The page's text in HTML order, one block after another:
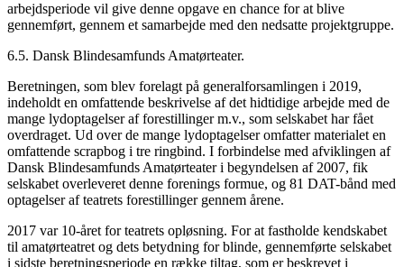
arbejdsperiode vil give denne opgave en chance for at blive
gennemført, gennem et samarbejde med den nedsatte projektgruppe.
6.5. Dansk Blindesamfunds Amatørteater.
Beretningen, som blev forelagt på generalforsamlingen i 2019,
indeholdt en omfattende beskrivelse af det hidtidige arbejde med de
mange lydoptagelser af forestillinger m.v., som selskabet har fået
overdraget. Ud over de mange lydoptagelser omfatter materialet en
omfattende scrapbog i tre ringbind. I forbindelse med afviklingen af
Dansk Blindesamfunds Amatørteater i begyndelsen af 2007, fik
selskabet overleveret denne forenings formue, og 81 DAT-bånd med
optagelser af teatrets forestillinger gennem årene.
2017 var 10-året for teatrets opløsning. For at fastholde kendskabet
til amatørteatret og dets betydning for blinde, gennemførte selskabet
i sidste beretningsperiode en række tiltag, som er beskrevet i